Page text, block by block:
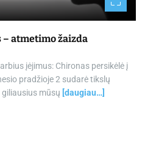
atmetimo žaizda
įėjimus: Chironas persikėlė į
pradžioje 2 sudarė tikslų
mūsų [daugiau…]